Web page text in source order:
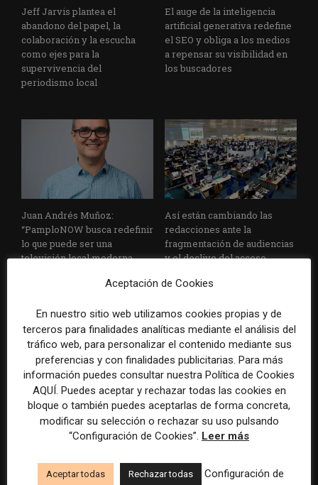
Jeff Jarvis plantea el
abandono del papel, la
colaboración y la escucha
como ejes para la
supervivencia del
periodismo local
El auge de la inteligencia
artificial generativa redefine
el SEO y obliga a los medios
a repensar su visibilidad en
los buscadores
Juan Andrés Muñoz:
“PamploNOW busca redefinir
lo que puede ser una
televisión local moderna
Así están cambiando las
redacciones ante la
fragmentación de audiencias
y el declive del acceso
Los medios frente a la
inteligencia artificial: cómo
tráfico por clics
Cuando las máquinas leen las
noticias sin pagar: el desafío
Aceptación de Cookies
En nuestro sitio web utilizamos cookies propias y de
terceros para finalidades analíticas mediante el análisis del
tráfico web, para personalizar el contenido mediante sus
preferencias y con finalidades publicitarias. Para más
información puedes consultar nuestra Política de Cookies
AQUÍ. Puedes aceptar y rechazar todas las cookies en
bloque o también puedes aceptarlas de forma concreta,
modificar su selección o rechazar su uso pulsando
“Configuración de Cookies”. Leer más
Aceptar todas Rechazar todas
Configuración de